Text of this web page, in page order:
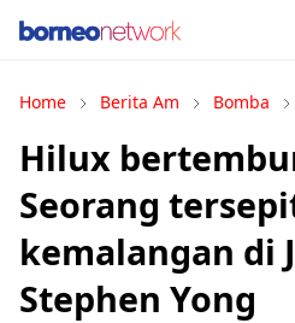
Home Berita Am Bomba
Hilux
Seorang
kemalangan di
Stephen Yong